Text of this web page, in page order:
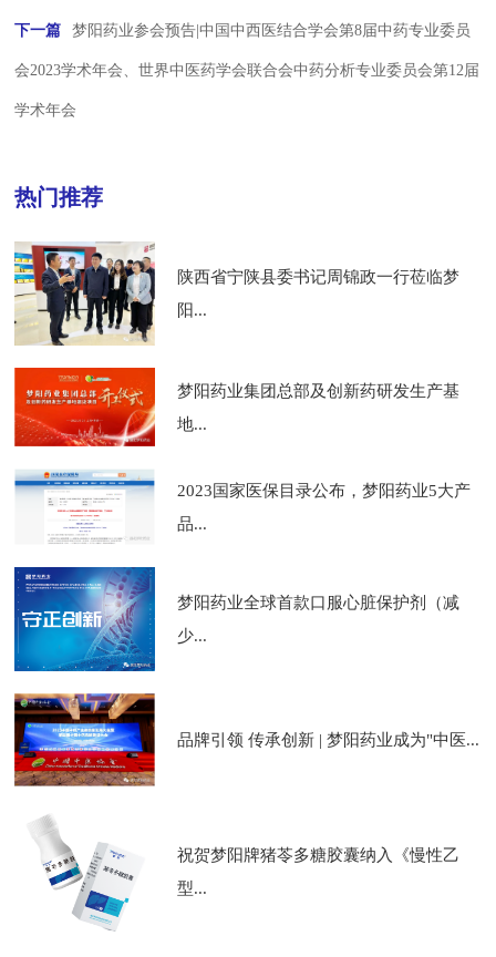
下一篇 梦阳药业参会预告|中国中西医结合学会第8届中药专业委员
会2023学术年会、世界中医药学会联合会中药分析专业委员会第12届
学术年会
热门推荐
陕西省宁陕县委书记周锦政一行莅临梦
阳...
梦阳药业集团总部及创新药研发生产基
地...
2023国家医保目录公布，梦阳药业5大产
品...
梦阳药业全球首款口服心脏保护剂（减
少...
品牌引领 传承创新 | 梦阳药业成为"中医...
祝贺梦阳牌猪苓多糖胶囊纳入《慢性乙
型...